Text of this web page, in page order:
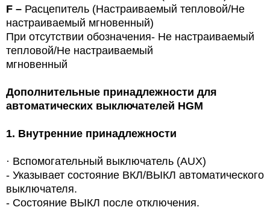
F – Расцепитель (Настраиваемый тепловой/Не
настраиваемый мгновенный)
При отсутствии обозначения- Не настраиваемый
тепловой/Не настраиваемый
мгновенный
Дополнительные принадлежности для
автоматических выключателей HGM
1. Внутренние принадлежности
· Вспомогательный выключатель (AUX)
- Указывает состояние ВКЛ/ВЫКЛ автоматического
выключателя.
- Состояние ВЫКЛ после отключения.